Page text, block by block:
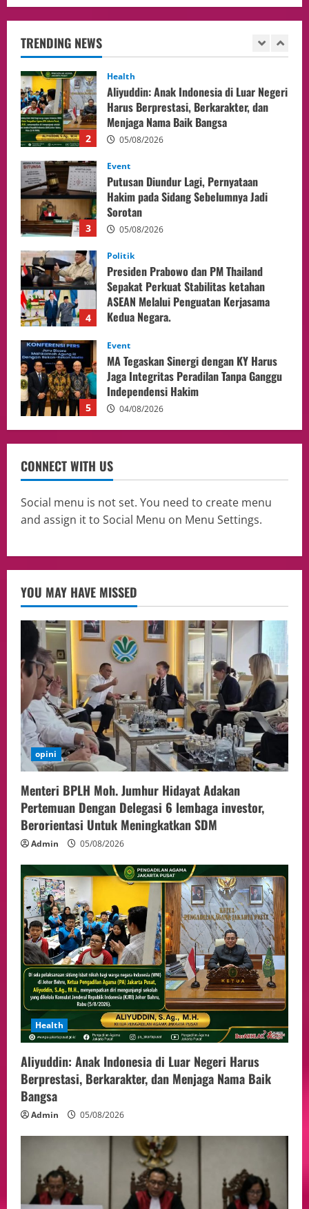
TRENDING NEWS
2
Harus Berprestasi, Berkarakter, dan
3
Event
Putusan Diundur Lagi, Pernyataan
Hakim pada Sidang Sebelumnya Jadi
Sorotan
05/08/2026
4
Politik
Presiden Prabowo dan PM Thailand
Sepakat Perkuat Stabilitas ketahan
ASEAN Melalui Penguatan Kerjasama
Kedua Negara.
5
Event
MA Tegaskan Sinergi dengan KY Harus
Jaga Integritas Peradilan Tanpa Ganggu
Independensi Hakim
04/08/2026
1
opini
Menteri BPLH Moh. Jumhur Hidayat
Adakan Pertemuan Dengan Delegasi 6
lembaga investor, Berorientasi Untuk
Meningkatkan SDM
2
Harus Berprestasi, Berkarakter, dan
Menjaga Nama Baik Bangsa
05/08/2026
3
Event
Hakim pada Sidang Sebelumnya Jadi
Sorotan
05/08/2026
4
Presiden Prabowo dan PM Thailand
Sepakat Perkuat Stabilitas ketahan
ASEAN Melalui Penguatan Kerjasama
Kedua Negara.
04/08/2026
5
Event
MA Tegaskan Sinergi dengan KY Harus
Jaga Integritas Peradilan Tanpa Ganggu
Independensi Hakim
04/08/2026
CONNECT WITH US
Social menu is not set. You need to create menu
and assign it to Social Menu on Menu Settings.
YOU MAY HAVE MISSED
opini
Menteri BPLH Moh. Jumhur Hidayat Adakan
Pertemuan Dengan Delegasi 6 lembaga investor,
Berorientasi Untuk Meningkatkan SDM
Admin 05/08/2026
Health
Aliyuddin: Anak Indonesia di Luar Negeri Harus
Berprestasi, Berkarakter, dan Menjaga Nama Baik
Bangsa
Admin 05/08/2026